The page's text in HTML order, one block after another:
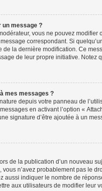
un message ?
vous ne pouvez
correspondant. Si
de la dernière modification. Ce
de leur propre initiative.
mes messages ?
depuis votre panneau de
en activant l’option «
signature d’être ajoutée à un
de la publication d’un nouveau
vous n’avez probablement pas le
aussi indiquer le nombre de
aux utilisateurs de modifier leur